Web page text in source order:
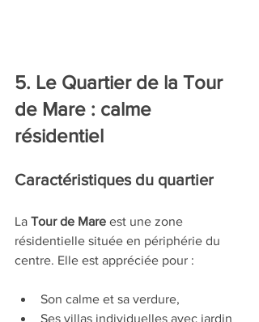
5. Le Quartier de la Tour
de Mare : calme
résidentiel
Caractéristiques du quartier
La Tour de Mare est une zone
résidentielle située en périphérie du
centre. Elle est appréciée pour :
Son calme et sa verdure,
Ses villas individuelles avec jardin